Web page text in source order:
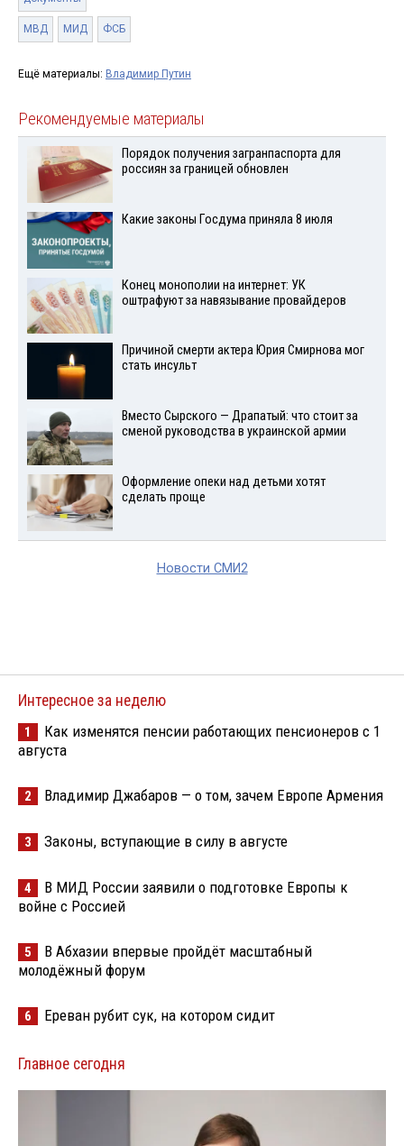
МВД МИД ФСБ
Ещё материалы: Владимир Путин
Рекомендуемые материалы
Порядок получения загранпаспорта для
россиян за границей обновлен
Какие законы Госдума приняла 8 июля
Конец монополии на интернет: УК
оштрафуют за навязывание провайдеров
Причиной смерти актера Юрия Смирнова мог
стать инсульт
Вместо Сырского — Драпатый: что стоит за
сменой руководства в украинской армии
Оформление опеки над детьми хотят
сделать проще
Новости СМИ2
Интересное за неделю
1
Как изменятся пенсии работающих пенсионеров с 1
августа
2 Владимир Джабаров — о том, зачем Европе Армения
3 Законы, вступающие в силу в августе
4
В МИД России заявили о подготовке Европы к
войне с Россией
5
В Абхазии впервые пройдёт масштабный
молодёжный форум
6 Ереван рубит сук, на котором сидит
Главное сегодня